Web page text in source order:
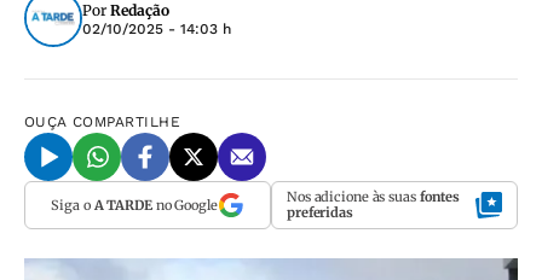
Por Redação
02/10/2025 - 14:03 h
OUÇA COMPARTILHE
Siga o A TARDEno Google Nos adicione às suas fontes
preferidas